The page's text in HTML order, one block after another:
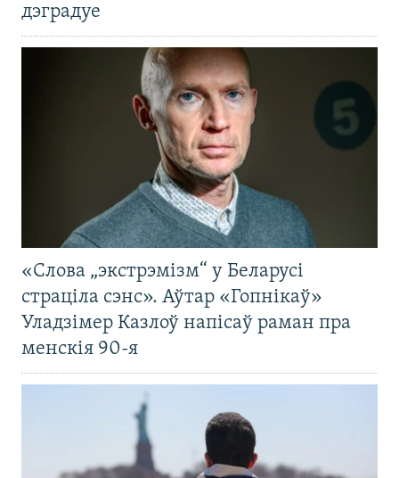
дэградуе
«Слова „экстрэмізм“ у Беларусі
страціла сэнс». Аўтар «Гопнікаў»
Уладзімер Казлоў напісаў раман пра
менскія 90-я